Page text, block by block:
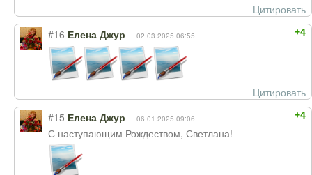
Цитировать
+4
#16 Елена Джур 02.03.2025 06:55
Цитировать
+4
#15 Елена Джур 06.01.2025 09:06
С наступающим Рождеством, Светлана!